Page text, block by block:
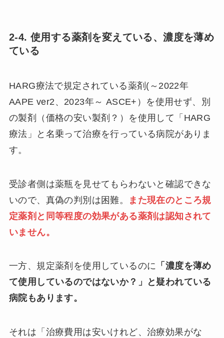
2-4. 使用する薬剤を変えている、濃度を薄め
ている
HARG療法で規定されている薬剤(～2022年
AAPE ver2、2023年～ ASCE+）を使用せず、別
の製剤（価格の安い製剤？）を使用して「HARG
療法」と名乗って治療を行っている病院がありま
す。
受診者側は薬瓶を見せてもらわないと確認できな
いので、真偽の判別は困難。
また現在のところ規
定薬剤と同等程度の効果がある薬剤は認知されて
いません。
一方、規定薬剤を使用しているのに 「濃度を薄め
て使用しているのではないか？」と疑われている
病院もあります。
それは「治療費用は安いけれど、治療効果がな